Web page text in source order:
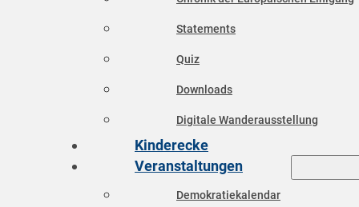
Statements
Quiz
Downloads
Digitale Wanderausstellung
Kinderecke
Veranstaltungen
Demokratiekalendar